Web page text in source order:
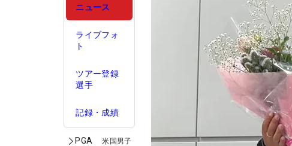
ニュース
ライブフォ
ト
ツアー登録
選手
記録・成績
PGA 米国男子